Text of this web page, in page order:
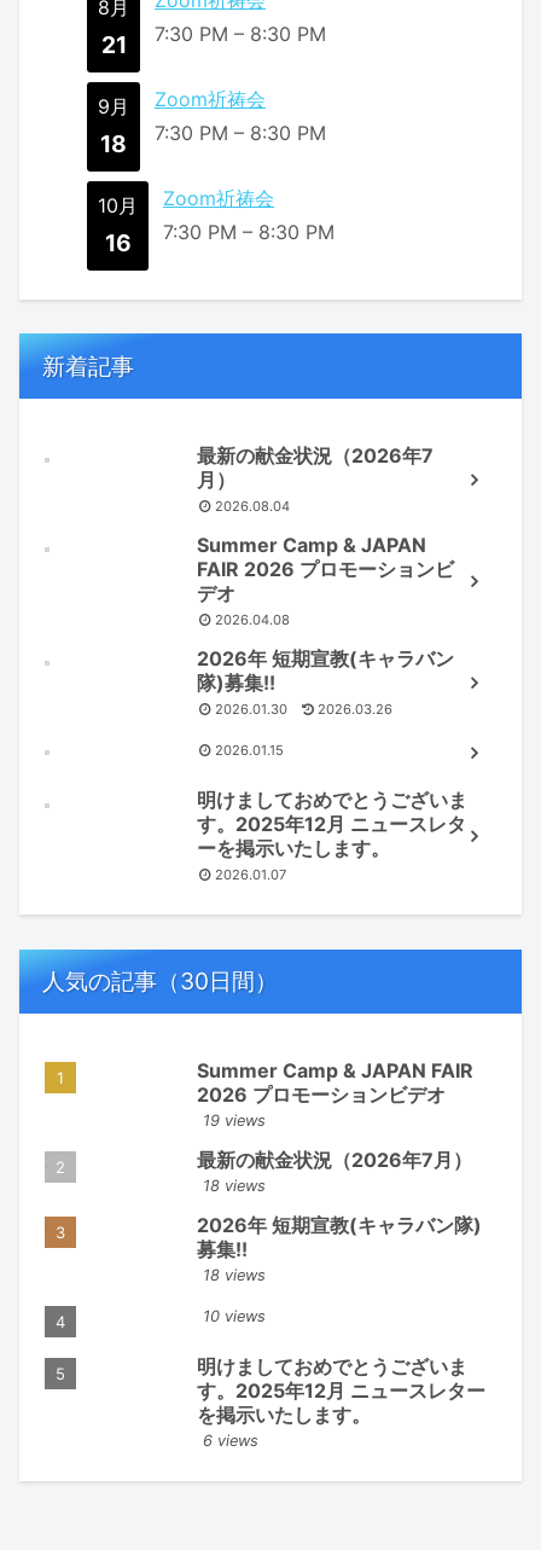
8月
21
7:30 PM – 8:30 PM
9月
18
Zoom祈祷会
7:30 PM – 8:30 PM
10月
16
Zoom祈祷会
7:30 PM – 8:30 PM
新着記事
最新の献金状況（2026年7
月）
2026.08.04
Summer Camp & JAPAN
FAIR 2026 プロモーションビ
デオ
2026.04.08
2026年 短期宣教(キャラバン
隊)募集!!
2026.01.30 2026.03.26
2026.01.15
明けましておめでとうございま
す。2025年12月 ニュースレタ
ーを掲示いたします。
2026.01.07
人気の記事（30日間）
Summer Camp & JAPAN FAIR
2026 プロモーションビデオ
19 views
最新の献金状況（2026年7月）
18 views
2026年 短期宣教(キャラバン隊)
募集!!
18 views
10 views
明けましておめでとうございま
す。2025年12月 ニュースレター
を掲示いたします。
6 views